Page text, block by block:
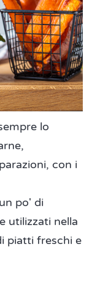
lo
con i
po' di
utilizzati nella
piatti freschi e